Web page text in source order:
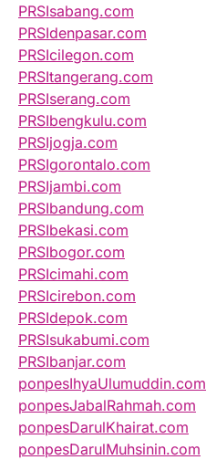
PRSIsabang.com
PRSIdenpasar.com
PRSIcilegon.com
PRSItangerang.com
PRSIserang.com
PRSIbengkulu.com
PRSIjogja.com
PRSIgorontalo.com
PRSIjambi.com
PRSIbandung.com
PRSIbekasi.com
PRSIbogor.com
PRSIcimahi.com
PRSIcirebon.com
PRSIdepok.com
PRSIsukabumi.com
PRSIbanjar.com
ponpesIhyaUlumuddin.com
ponpesJabalRahmah.com
ponpesDarulKhairat.com
ponpesDarulMuhsinin.com